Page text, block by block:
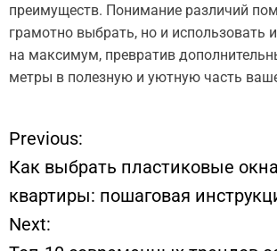
преимуществ. Понимание различий
грамотно выбрать, но и использовать
на максимум, превратив
метры в полезную и уютную часть
Н
а
в
Previous:
Как выбрать пластиковые
квартиры: пошаговая
Next: